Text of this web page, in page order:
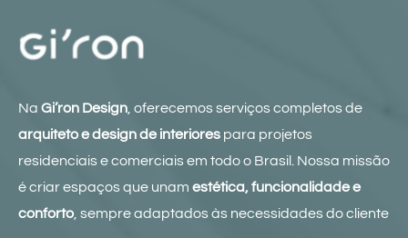
Na Gi’ron Design , oferecemos serviços completos de
arquiteto e design de interiores para projetos
residenciais e comerciais em todo o Brasil. Nossa missão
é criar espaços que unam estética, funcionalidade e
conforto , sempre adaptados às necessidades do cliente